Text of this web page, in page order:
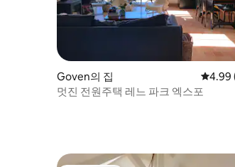
Goven의 집 평점
4.99
멋진 전원주택 레느 파크 엑스포